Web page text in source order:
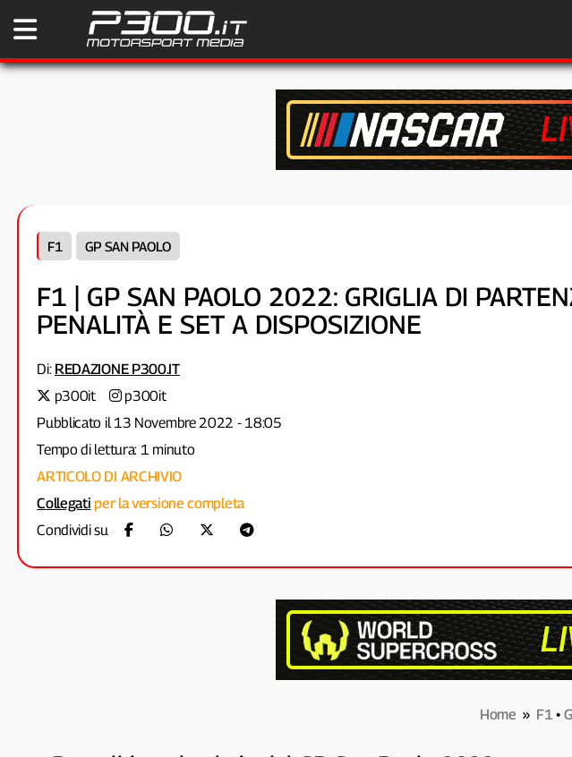
F1 GP SAN PAOLO
F1 | GP SAN PAOLO 2022: GRIGLIA DI
PENALITÀ E SET A DISPOSIZIONE
Di: REDAZIONE P300.IT
p300it
p300it
Pubblicato il 13 Novembre 2022 - 18:05
Tempo di lettura: 1 minuto
ARTICOLO DI ARCHIVIO
Collegati per la versione completa
Condividi su
Home » F1•